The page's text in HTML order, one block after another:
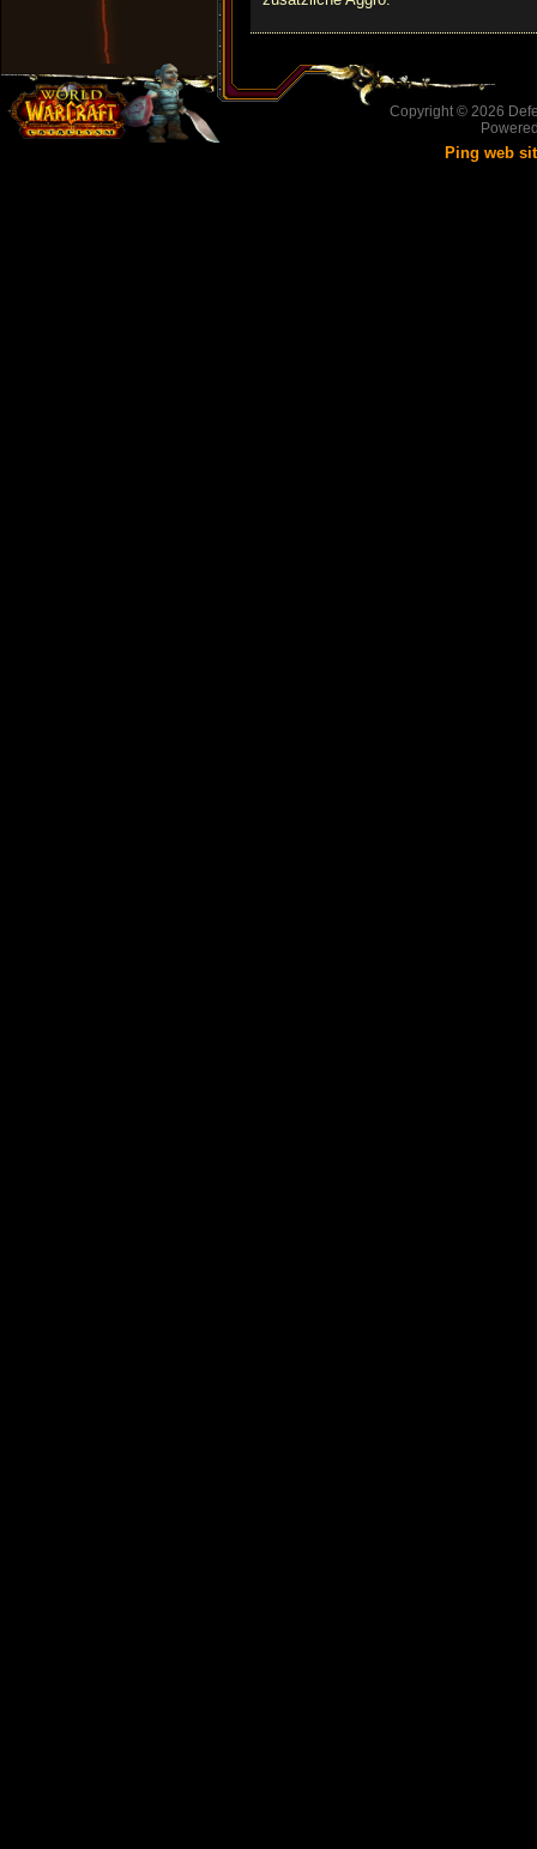
Copyright © 2026
Ping web